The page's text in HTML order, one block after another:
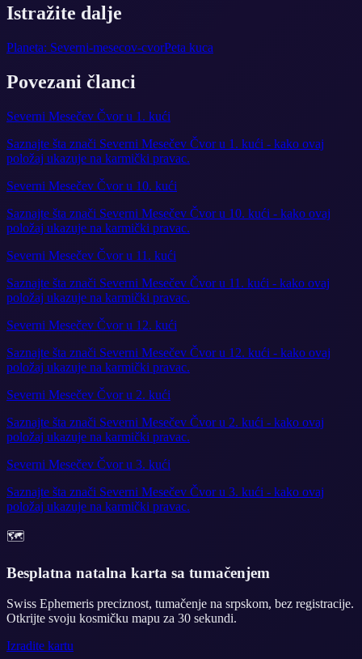
Istražite dalje
Planeta: Severni-mesecov-cvorPeta kuca
Povezani članci
Severni Mesečev Čvor u 1. kući
Saznajte šta znači Severni Mesečev Čvor u 1. kući - kako ovaj
položaj ukazuje na karmički pravac.
Severni Mesečev Čvor u 10. kući
Saznajte šta znači Severni Mesečev Čvor u 10. kući - kako ovaj
položaj ukazuje na karmički pravac.
Severni Mesečev Čvor u 11. kući
Saznajte šta znači Severni Mesečev Čvor u 11. kući - kako ovaj
položaj ukazuje na karmički pravac.
Severni Mesečev Čvor u 12. kući
Saznajte šta znači Severni Mesečev Čvor u 12. kući - kako ovaj
položaj ukazuje na karmički pravac.
Severni Mesečev Čvor u 2. kući
Saznajte šta znači Severni Mesečev Čvor u 2. kući - kako ovaj
položaj ukazuje na karmički pravac.
Severni Mesečev Čvor u 3. kući
Saznajte šta znači Severni Mesečev Čvor u 3. kući - kako ovaj
položaj ukazuje na karmički pravac.
🗺️
Besplatna natalna karta sa tumačenjem
Swiss Ephemeris preciznost, tumačenje na srpskom, bez registracije.
Otkrijte svoju kosmičku mapu za 30 sekundi.
Izradite kartu